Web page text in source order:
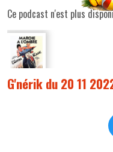
Ce podcast n'est plus
G'nérik du 20 11